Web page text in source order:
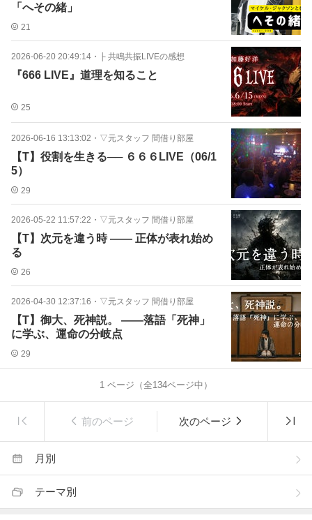
「へその緒」
21
2026-06-20 20:49:14 ・ ├ 共鳴共振LIVEの感想
『666 LIVE』道理を知ること
25
2026-06-16 13:13:02 ・ ▽元スタッフ 間借り部屋
【T】役割を生きる── ６６６LIVE（06/1
5）
29
2026-05-22 11:57:22 ・ ▽元スタッフ 間借り部屋
【T】次元を違う時 ―― 正体が表れ始め
る
26
2026-04-30 12:37:16 ・ ▽元スタッフ 間借り部屋
【T】御大、死神説。 ――落語「死神」
に学ぶ、運命の分岐点
29
1 ページ（全134ページ中）
前のページ 次のページ
月別
テーマ別